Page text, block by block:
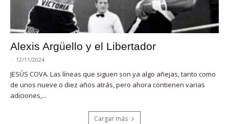
Alexis Argüello y el Libertador
- 12/11/2024
JESÚS COVA. Las líneas que siguen son ya algo añejas, tanto como
de unos nueve o diez años atrás, pero ahora contienen varias
adiciones,...
Cargar más